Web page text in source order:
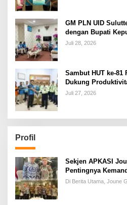
GM PLN UID
dengan Bupati
Keandalan Sistem
Juli 28, 2026
Sambut HUT ke-81
Dukung
Penambahan Daya
Juli 27, 2026
Profil
Sekjen APKASI
Pentingnya
Dihadapan
Di Berita Utama, Joune